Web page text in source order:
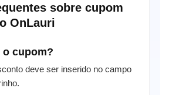
sobre cupom
OnLauri
cupom?
deve ser inserido no campo